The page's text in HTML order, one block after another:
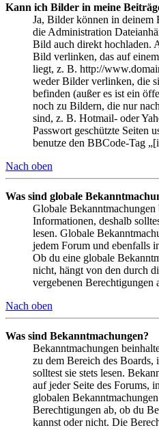
Kann ich Bilder in meine
Ja, Bilder können in deinem
die Administration
Bild auch direkt hochladen.
Bild verlinken, das auf
liegt, z. B. http://
weder Bilder verlinken, die
befinden (außer es ist ein
noch zu Bildern, die nur
sind, z. B. Hotmail- oder
Passwort geschützte Seiten
benutze den BBCode-Tag
Nach oben
Was sind globale
Globale
Informationen, deshalb
lesen. Globale
jedem Forum und ebenfalls
Ob du eine globale
nicht, hängt von den durch
vergebenen Berechtigungen
Nach oben
Was sind Bekanntmachungen?
Bekanntmachungen
zu dem Bereich des
solltest sie stets lesen.
auf jeder Seite des Forums,
globalen
Berechtigungen ab, ob du
kannst oder nicht. Die